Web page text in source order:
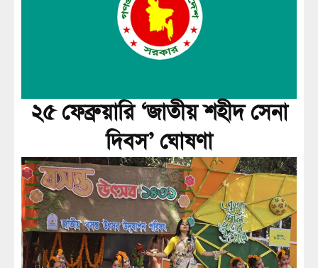
২৫ ফেব্রুয়ারি ‘জাতীয় শহীদ সেনা
দিবস’ ঘোষণা